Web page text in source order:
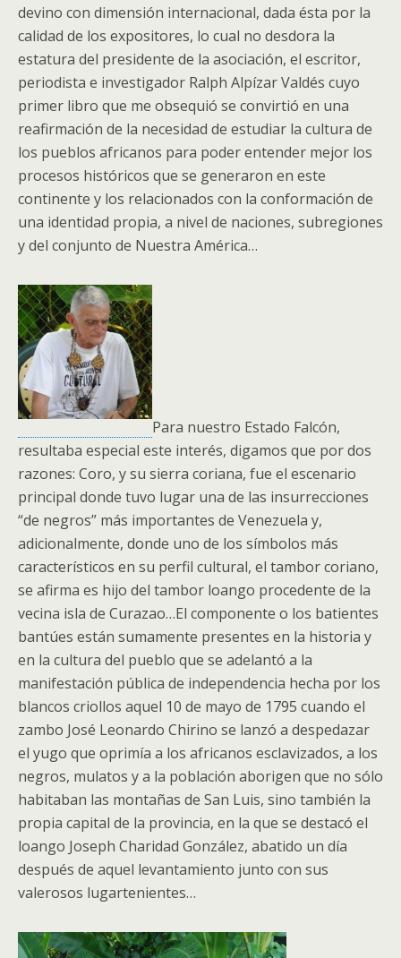
devino con dimensión internacional, dada ésta por la
calidad de los expositores, lo cual no desdora la
estatura del presidente de la asociación, el escritor,
periodista e investigador Ralph Alpízar Valdés cuyo
primer libro que me obsequió se convirtió en una
reafirmación de la necesidad de estudiar la cultura de
los pueblos africanos para poder entender mejor los
procesos históricos que se generaron en este
continente y los relacionados con la conformación de
una identidad propia, a nivel de naciones, subregiones
y del conjunto de Nuestra América…
Para nuestro Estado Falcón,
resultaba especial este interés, digamos que por dos
razones: Coro, y su sierra coriana, fue el escenario
principal donde tuvo lugar una de las insurrecciones
“de negros” más importantes de Venezuela y,
adicionalmente, donde uno de los símbolos más
característicos en su perfil cultural, el tambor coriano,
se afirma es hijo del tambor loango procedente de la
vecina isla de Curazao…El componente o los batientes
bantúes están sumamente presentes en la historia y
en la cultura del pueblo que se adelantó a la
manifestación pública de independencia hecha por los
blancos criollos aquel 10 de mayo de 1795 cuando el
zambo José Leonardo Chirino se lanzó a despedazar
el yugo que oprimía a los africanos esclavizados, a los
negros, mulatos y a la población aborigen que no sólo
habitaban las montañas de San Luis, sino también la
propia capital de la provincia, en la que se destacó el
loango Joseph Charidad González, abatido un día
después de aquel levantamiento junto con sus
valerosos lugartenientes…